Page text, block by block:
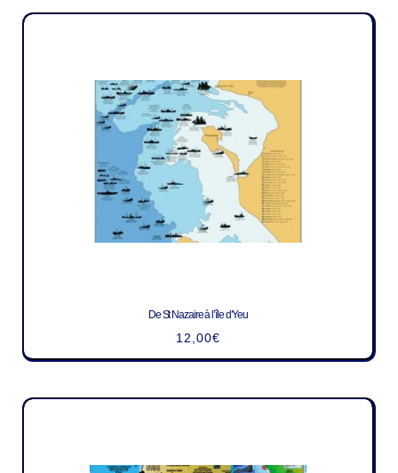
De St Nazaire à l’île d’Yeu
12,00€